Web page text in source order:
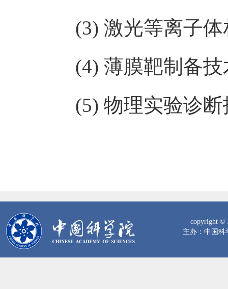
(3) 激光等离子体
(4) 薄膜靶制备技
(5) 物理实验诊断
copyright ©
主办：中国科